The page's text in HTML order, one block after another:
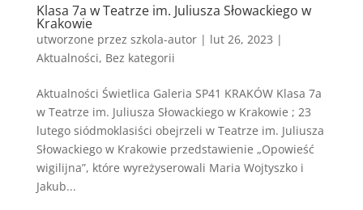
Klasa 7a w Teatrze im. Juliusza Słowackiego w
Krakowie
utworzone przez szkola-autor| lut 26, 2023 |
Aktualności, Bez kategorii
Aktualności Świetlica Galeria SP41 KRAKÓW Klasa 7a
w Teatrze im. Juliusza Słowackiego w Krakowie ; 23
lutego siódmoklasiści obejrzeli w Teatrze im. Juliusza
Słowackiego w Krakowie przedstawienie „Opowieść
wigilijna”, które wyreżyserowali Maria Wojtyszko i
Jakub...